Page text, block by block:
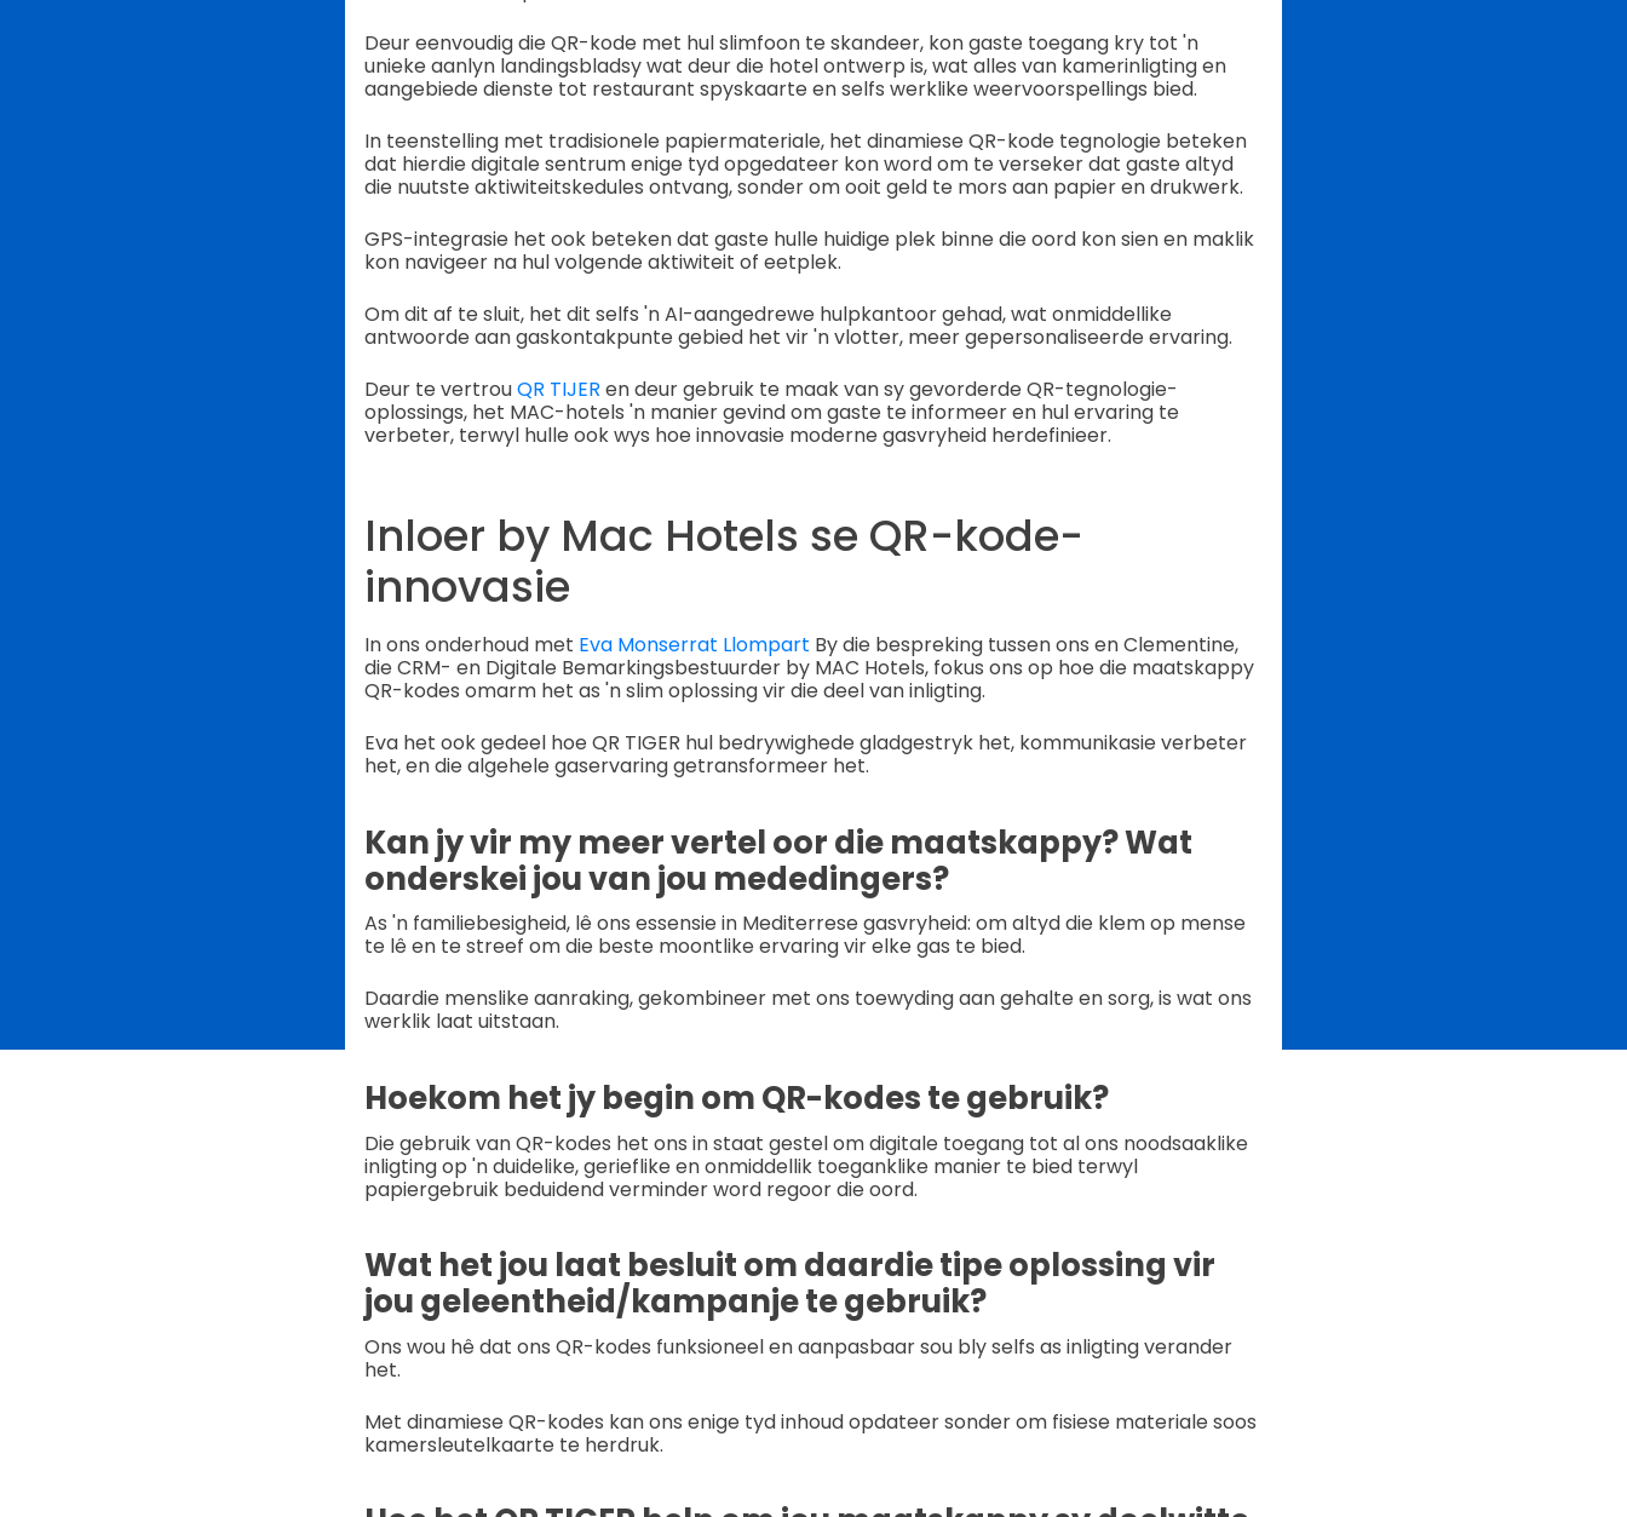
Deur eenvoudig die QR-kode met hul slimfoon te skandeer, kon gaste toegang kry tot 'n
unieke aanlyn landingsbladsy wat deur die hotel ontwerp is, wat alles van kamerinligting en
aangebiede dienste tot restaurant spyskaarte en selfs werklike weervoorspellings bied.
In teenstelling met tradisionele papiermateriale, het dinamiese QR-kode tegnologie beteken
dat hierdie digitale sentrum enige tyd opgedateer kon word om te verseker dat gaste altyd
die nuutste aktiwiteitskedules ontvang, sonder om ooit geld te mors aan papier en drukwerk.
GPS-integrasie het ook beteken dat gaste hulle huidige plek binne die oord kon sien en maklik
kon navigeer na hul volgende aktiwiteit of eetplek.
Om dit af te sluit, het dit selfs 'n AI-aangedrewe hulpkantoor gehad, wat onmiddellike
antwoorde aan gaskontakpunte gebied het vir 'n vlotter, meer gepersonaliseerde ervaring.
Deur te vertrouQR TIJER en deur gebruik te maak van sy gevorderde QR-tegnologie-
oplossings, het MAC-hotels 'n manier gevind om gaste te informeer en hul ervaring te
verbeter, terwyl hulle ook wys hoe innovasie moderne gasvryheid herdefinieer.
Inloer by Mac Hotels se QR-kode-
innovasie
In ons onderhoud met Eva Monserrat Llompart By die bespreking tussen ons en Clementine,
die CRM- en Digitale Bemarkingsbestuurder by MAC Hotels, fokus ons op hoe die maatskappy
QR-kodes omarm het as 'n slim oplossing vir die deel van inligting.
Eva het ook gedeel hoe QR TIGER hul bedrywighede gladgestryk het, kommunikasie verbeter
het, en die algehele gaservaring getransformeer het.
Kan jy vir my meer vertel oor die maatskappy? Wat
onderskei jou van jou mededingers?
As 'n familiebesigheid, lê ons essensie in Mediterrese gasvryheid: om altyd die klem op mense
te lê en te streef om die beste moontlike ervaring vir elke gas te bied.
Daardie menslike aanraking, gekombineer met ons toewyding aan gehalte en sorg, is wat ons
werklik laat uitstaan.
Hoekom het jy begin om QR-kodes te gebruik?
Die gebruik van QR-kodes het ons in staat gestel om digitale toegang tot al ons noodsaaklike
inligting op 'n duidelike, gerieflike en onmiddellik toeganklike manier te bied terwyl
papiergebruik beduidend verminder word regoor die oord.
Wat het jou laat besluit om daardie tipe oplossing vir
jou geleentheid/kampanje te gebruik?
Ons wou hê dat ons QR-kodes funksioneel en aanpasbaar sou bly selfs as inligting verander
het.
Met dinamiese QR-kodes kan ons enige tyd inhoud opdateer sonder om fisiese materiale soos
kamersleutelkaarte te herdruk.